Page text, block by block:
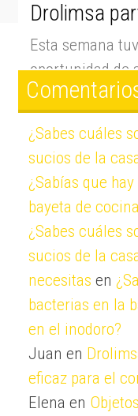
participar en...
Esta semana
oportunidad de
como
Campeonato...
¿Sabes cuáles
sucios de la
¿Sabías que
bayeta de
¿Sabes cuáles
sucios de la
necesitas en
bacterias en la
en el inodoro?
Juan en
eficaz para el
Elena en